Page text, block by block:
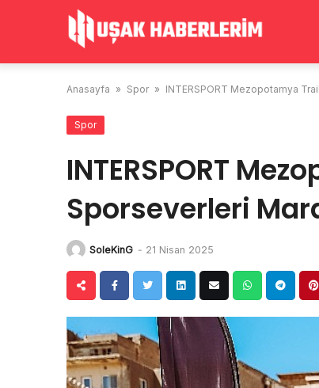
Anasayfa » Spor » INTERSPORT Mezopotamya
Spor
INTERSPORT
Sporseverleri
SoleKinG - 21 Nisan 2025